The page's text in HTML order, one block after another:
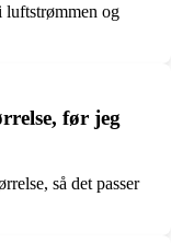
luftstrømmen og
før jeg
så det passer